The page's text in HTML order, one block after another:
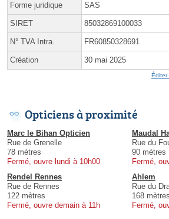
Forme juridique SAS
SIRET 85032869100033
N° TVA Intra. FR60850328691
Création 30 mai 2025
Éditer
Opticiens à proximité
Marc le Bihan Opticien
Rue de Grenelle
78 mètres
Fermé, ouvre lundi à 10h00
Maudal
Rue du
90 mètres
Fermé,
Rendel Rennes
Rue de Rennes
122 mètres
Fermé, ouvre demain à 11h
Ahlem
Rue du
168 mètres
Fermé,